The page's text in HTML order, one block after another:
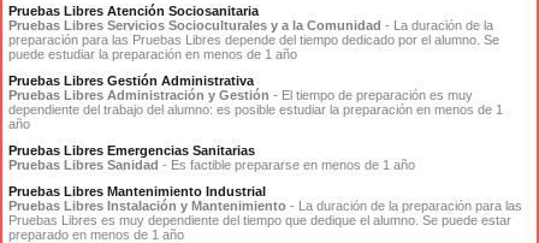
Pruebas Libres Atención Sociosanitaria
Pruebas Libres Servicios Socioculturales y a la Comunidad - La duración de la
preparación para las Pruebas Libres depende del tiempo dedicado por el alumno. Se
puede estudiar la preparación en menos de 1 año
Pruebas Libres Gestión Administrativa
Pruebas Libres Administración y Gestión - El tiempo de preparación es muy
dependiente del trabajo del alumno: es posible estudiar la preparación en menos de 1
año
Pruebas Libres Emergencias Sanitarias
Pruebas Libres Sanidad - Es factible prepararse en menos de 1 año
Pruebas Libres Mantenimiento Industrial
Pruebas Libres Instalación y Mantenimiento - La duración de la preparación para las
Pruebas Libres es muy dependiente del tiempo que dedique el alumno. Se puede estar
preparado en menos de 1 año